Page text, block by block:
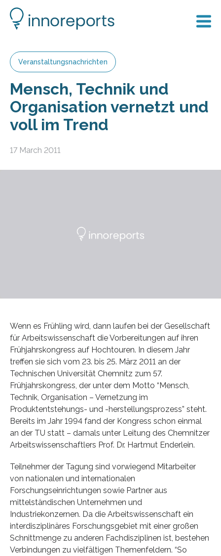
Veranstaltungsnachrichten
Mensch, Technik und
Organisation vernetzt und
voll im Trend
17 March 2011
Wenn es Frühling wird, dann laufen bei der Gesellschaft
für Arbeitswissenschaft die Vorbereitungen auf ihren
Frühjahrskongress auf Hochtouren. In diesem Jahr
treffen sie sich vom 23. bis 25. März 2011 an der
Technischen Universität Chemnitz zum 57.
Frühjahrskongress, der unter dem Motto “Mensch,
Technik, Organisation – Vernetzung im
Produktentstehungs- und -herstellungsprozess” steht.
Bereits im Jahr 1994 fand der Kongress schon einmal
an der TU statt – damals unter Leitung des Chemnitzer
Arbeitswissenschaftlers Prof. Dr. Hartmut Enderlein.
Teilnehmer der Tagung sind vorwiegend Mitarbeiter
von nationalen und internationalen
Forschungseinrichtungen sowie Partner aus
mittelständischen Unternehmen und
Industriekonzernen. Da die Arbeitswissenschaft ein
interdisziplinäres Forschungsgebiet mit einer großen
Schnittmenge zu anderen Fachdisziplinen ist, bestehen
Verbindungen zu vielfältigen Themenfeldern. “So